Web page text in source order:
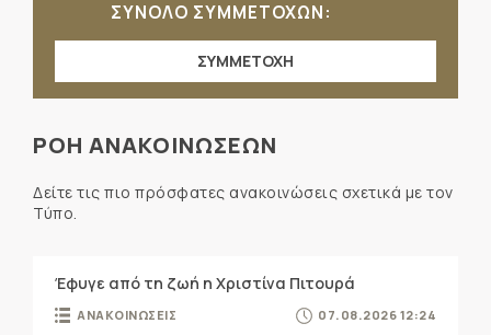
ΣΥΝΟΛΟ ΣΥΜΜΕΤΟΧΩΝ:
ΣΥΜΜΕΤΟΧΗ
ΡΟΗ ΑΝΑΚΟΙΝΩΣΕΩΝ
Δείτε τις πιο πρόσφατες ανακοινώσεις σχετικά με τον
Τύπο.
Έφυγε από τη ζωή η Χριστίνα Πιτουρά
ΑΝΑΚΟΙΝΩΣΕΙΣ 07.08.2026 12:24